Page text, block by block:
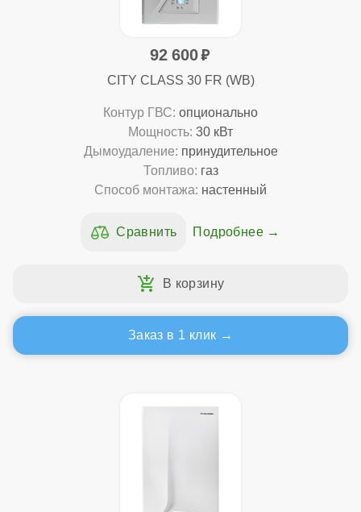
92 600
CITY CLASS 30 FR (WB)
Контур ГВС: опционально
Мощность: 30 кВт
Дымоудаление: принудительное
Топливо: газ
Способ монтажа: настенный
Подробнее
Заказ в 1 клик